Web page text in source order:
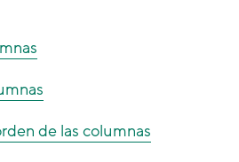
de las columnas